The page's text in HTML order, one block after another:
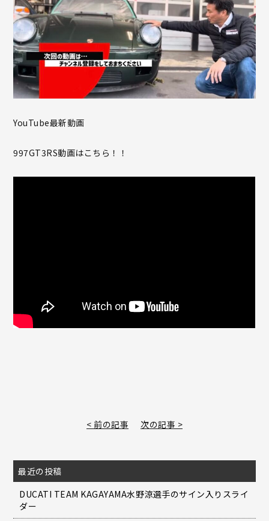
YouTube最新動画
997GT3RS動画はこちら！！
< 前の記事 次の記事 >
最近の投稿
DUCATI TEAM KAGAYAMA水野涼選手のサイン入りスライ
ダー